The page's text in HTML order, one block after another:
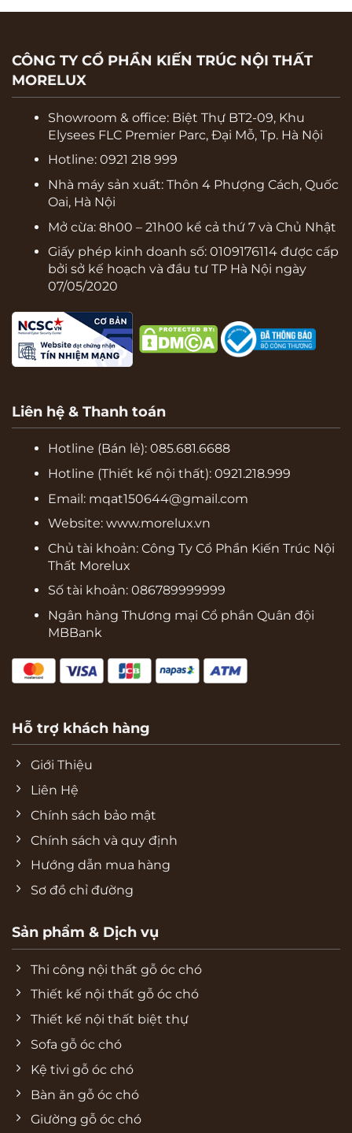
CÔNG TY CỔ PHẦN KIẾN TRÚC NỘI THẤT
MORELUX
Showroom & office: Biệt Thự BT2-09, Khu
Elysees FLC Premier Parc, Đại Mỗ, Tp. Hà Nội
Hotline: 0921 218 999
Nhà máy sản xuất: Thôn 4 Phượng Cách, Quốc
Oai, Hà Nội
Mở cừa: 8h00 – 21h00 kể cả thứ 7 và Chủ Nhật
Giấy phép kinh doanh số: 0109176114 được cấp
bởi sở kế hoạch và đầu tư TP Hà Nội ngày
07/05/2020
Liên hệ & Thanh toán
Hotline (Bán lẻ): 085.681.6688
Hotline (Thiết kế nội thất): 0921.218.999
Email: mqat150644@gmail.com
Website: www.morelux.vn
Chủ tài khoản: Công Ty Cổ Phần Kiến Trúc Nội
Thất Morelux
Số tài khoản: 086789999999
Ngân hàng Thương mại Cổ phần Quân đội
MBBank
Hỗ trợ khách hàng
Giới Thiệu
Liên Hệ
Chính sách bảo mật
Chính sách và quy định
Hướng dẫn mua hàng
Sơ đồ chỉ đường
Sản phẩm & Dịch vụ
Thi công nội thất gỗ óc chó
Thiết kế nội thất gỗ óc chó
Thiết kế nội thất biệt thự
Sofa gỗ óc chó
Kệ tivi gỗ óc chó
Bàn ăn gỗ óc chó
Giường gỗ óc chó